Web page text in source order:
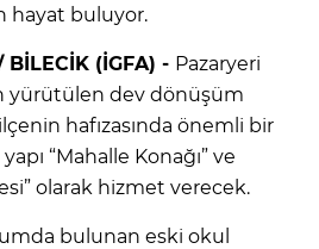
hayat buluyor.
(İGFA) - Pazaryeri
yürütülen dev dönüşüm
hafızasında önemli bir
“Mahalle Konağı” ve
olarak hizmet verecek.
bulunan eski okul